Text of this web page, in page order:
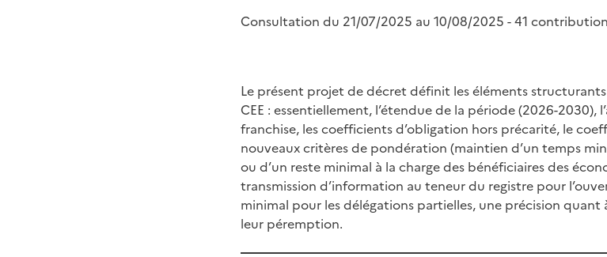
Consultation du 21/07/2025 au 10/08/2025 - 41
Le présent projet de décret définit les éléments
CEE : essentiellement, l’étendue de la période (2026-2030),
franchise, les coefficients d’obligation hors précarité, le
nouveaux critères de pondération (maintien d’un temps
ou d’un reste minimal à la charge des bénéficiaires des
transmission d’information au teneur du registre pour
minimal pour les délégations partielles, une précision quant
leur péremption.